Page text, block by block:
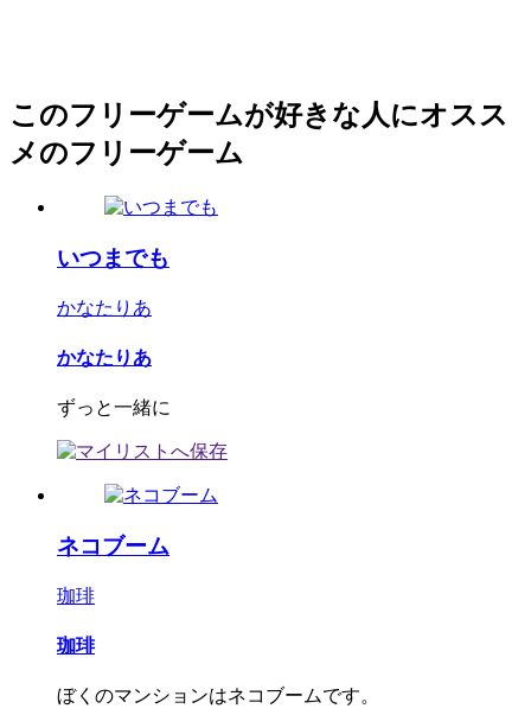
このフリーゲームが好きな人にオスス
メのフリーゲーム
いつまでも
かなたりあ
かなたりあ
ずっと一緒に
ネコブーム
珈琲
珈琲
ぼくのマンションはネコブームです。